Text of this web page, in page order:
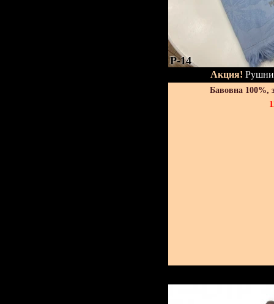
P-14
Акция!
Бавовна 100%,